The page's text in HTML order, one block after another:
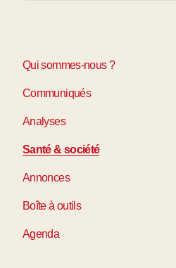
Qui sommes-nous ?
Communiqués
Analyses
Santé & société
Annonces
Boîte à outils
Agenda